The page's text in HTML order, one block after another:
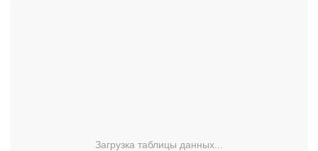
Загрузка таблицы данных...